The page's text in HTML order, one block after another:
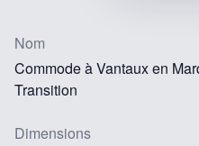
Nom
Commode à Vantaux en
Transition
Dimensions